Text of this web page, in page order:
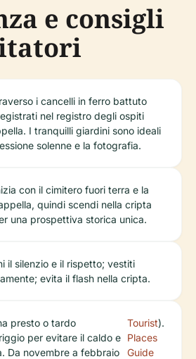
e consigli
i cancelli in ferro battuto
nel registro degli ospiti
I tranquilli giardini sono ideali
solenne e la fotografia.
con il cimitero fuori terra e la
quindi scendi nella cripta
una prospettiva storica unica.
il silenzio e il rispetto; vestiti
evita il flash nella cripta.
presto o tardo
per evitare il caldo e
Da novembre a febbraio
Tourist
Places
Guide
).